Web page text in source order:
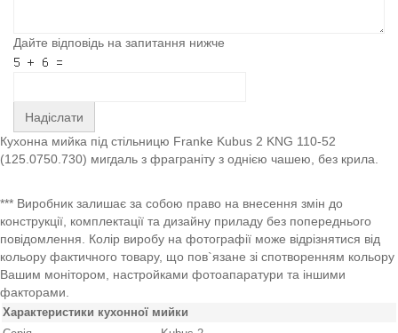
Дайте відповідь на запитання нижче
Надіслати
Кухонна мийка під стільницю Franke Kubus 2 KNG 110-52
(125.0750.730) мигдаль з фраграніту з однією чашею, без крила.
*** Виробник залишає за собою право на внесення змін до
конструкції, комплектації та дизайну приладу без попереднього
повідомлення. Колір виробу на фотографії може відрізнятися від
кольору фактичного товару, що пов`язане зі спотворенням кольору
Вашим монітором, настройками фотоапаратури та іншими
факторами.
Характеристики кухонної мийки